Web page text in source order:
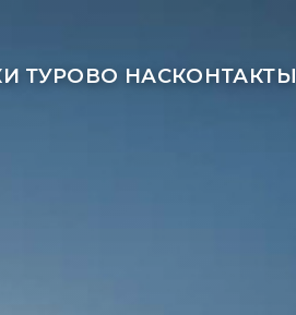
ТУРОВО НАСКОНТАКТЫ